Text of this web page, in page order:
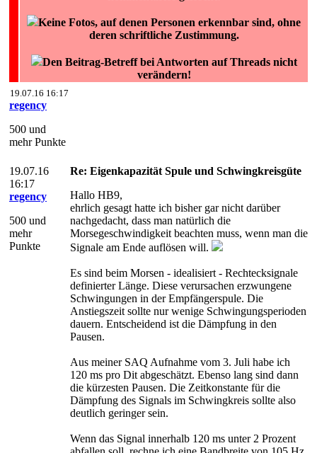
Keine Fotos, auf denen Personen erkennbar sind, ohne
deren schriftliche Zustimmung.
Den Beitrag-Betreff bei Antworten auf Threads nicht
verändern!
19.07.16 16:17
regency
500 und
mehr Punkte
19.07.16
16:17
regency
500 und
mehr
Punkte
Re: Eigenkapazität Spule und Schwingkreisgüte
Hallo HB9,
ehrlich gesagt hatte ich bisher gar nicht darüber
nachgedacht, dass man natürlich die
Morsegeschwindigkeit beachten muss, wenn man die
Signale am Ende auflösen will.
Es sind beim Morsen - idealisiert - Rechtecksignale
definierter Länge. Diese verursachen erzwungene
Schwingungen in der Empfängerspule. Die
Anstiegszeit sollte nur wenige Schwingungsperioden
dauern. Entscheidend ist die Dämpfung in den
Pausen.
Aus meiner SAQ Aufnahme vom 3. Juli habe ich
120 ms pro Dit abgeschätzt. Ebenso lang sind dann
die kürzesten Pausen. Die Zeitkonstante für die
Dämpfung des Signals im Schwingkreis sollte also
deutlich geringer sein.
Wenn das Signal innerhalb 120 ms unter 2 Prozent